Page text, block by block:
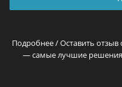
Подробнее / Оставить отзыв
— самые лучшие решения